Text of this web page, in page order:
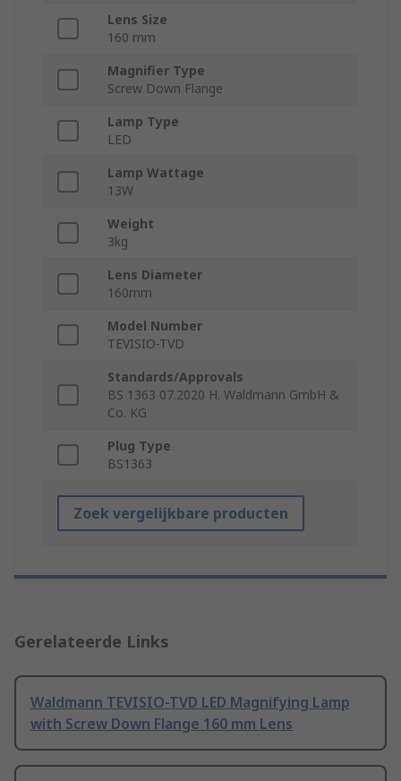
Lens Size
160 mm
Magnifier Type
Screw Down Flange
Lamp Type
LED
Lamp Wattage
13W
Weight
3kg
Lens Diameter
160mm
Model Number
TEVISIO-TVD
Standards/Approvals
BS 1363 07.2020 H. Waldmann GmbH &
Co. KG
Plug Type
BS1363
Zoek vergelijkbare producten
Gerelateerde Links
Waldmann TEVISIO-TVD LED Magnifying Lamp
with Screw Down Flange 160 mm Lens